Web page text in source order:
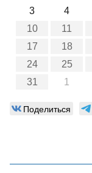
3
4
10
11
17
18
24
25
31
1
Поделиться